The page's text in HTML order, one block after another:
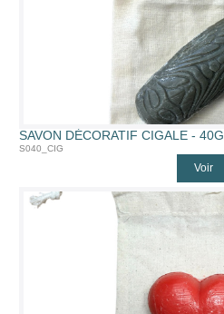
SAVON DÉCORATIF CIGALE - 40G
S040_CIG
Voir